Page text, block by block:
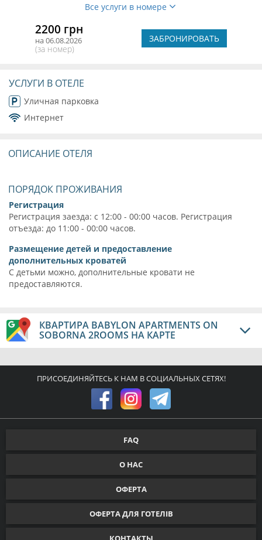
Все услуги в номере
2200 грн
на 06.08.2026
(за номер)
ЗАБРОНИРОВАТЬ
УСЛУГИ В ОТЕЛЕ
Уличная парковка
Интернет
ОПИСАНИЕ ОТЕЛЯ
ПОРЯДОК ПРОЖИВАНИЯ
Регистрация
Регистрация заезда: с 12:00 - 00:00 часов. Регистрация
отъезда: до 11:00 - 00:00 часов.
Размещение детей и предоставление
дополнительных кроватей
С детьми можно, дополнительные кровати не
предоставляются.
КВАРТИРА BABYLON APARTMENTS ON
SOBORNA 2ROOMS НА КАРТЕ
ПРИСОЕДИНЯЙТЕСЬ К НАМ В СОЦИАЛЬНЫХ СЕТЯХ!
FAQ
О НАС
ОФЕРТА
ОФЕРТА ДЛЯ ГОТЕЛІВ